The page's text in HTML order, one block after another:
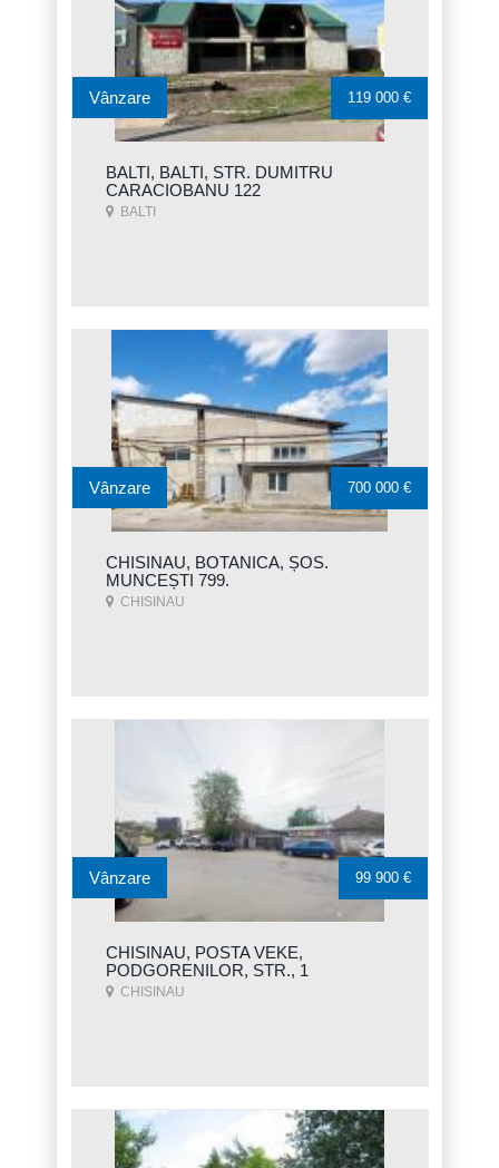
BALTI, BALTI, STR. DUMITRU
CARACIOBANU 122
BALTI
Vânzare 119 000 €
CHISINAU, BOTANICA, ȘOS.
MUNCEȘTI 799.
CHISINAU
Vânzare 700 000 €
CHISINAU, POSTA VEKE,
PODGORENILOR, STR., 1
CHISINAU
Vânzare 99 900 €